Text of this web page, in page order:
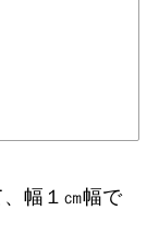
幅１㎝幅で